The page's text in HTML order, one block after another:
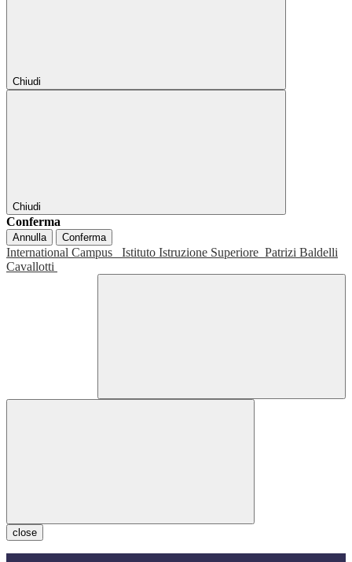
Chiudi
Chiudi
Conferma
Annulla Conferma
International Campus Istituto Istruzione Superiore Patrizi Baldelli
Cavallotti
close